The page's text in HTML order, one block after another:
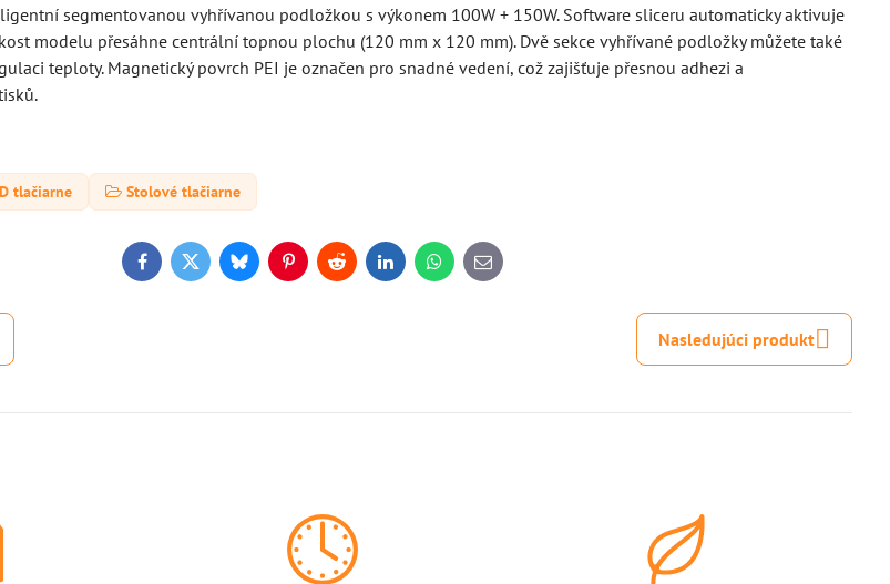
segmentovanou vyhřívanou podložkou s výkonem 100W + 150W. Software sliceru automaticky aktivuje
modelu přesáhne centrální topnou plochu (120 mm x 120 mm). Dvě sekce vyhřívané podložky můžete také
teploty. Magnetický povrch PEI je označen pro snadné vedení, což zajišťuje přesnou adhezi a
tlačiarne Stolové tlačiarne
FacebookTwitterBlueskyPinterestRedditLinkedInWhatsApp
E-
mail
Nasledujúci produkt